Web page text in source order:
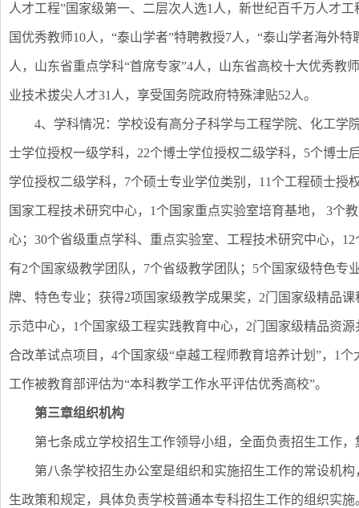
人才工程”国家级第一、二层次人选1人，新世纪百千万人才
国优秀教师10人，“泰山学者”特聘教授7人，“泰山学者海外
人，山东省重点学科“首席专家”4人，山东省高校十大优秀教
业技术拔尖人才31人，享受国务院政府特殊津贴52人。
4、学科情况：学校设有高分子科学与工程学院、化工学
士学位授权一级学科，22个博士学位授权二级学科，5个博士
学位授权二级学科，7个硕士专业学位类别，11个工程硕士授
国家工程技术研究中心，1个国家重点实验室培育基地， 3个
心；30个省级重点学科、重点实验室、工程技术研究中心，
有2个国家级教学团队，7个省级教学团队；5个国家级特色专
牌、特色专业；获得2项国家级教学成果奖，2门国家级精品
示范中心，1个国家级工程实践教育中心，2门国家级精品资
合改革试点项目，4个国家级“卓越工程师教育培养计划”，1
工作被教育部评估为“本科教学工作水平评估优秀高校”。
第三章组织机构
第七条成立学校招生工作领导小组，全面负责招生工作
第八条学校招生办公室是组织和实施招生工作的常设机
生政策和规定，具体负责学校普通本专科招生工作的组织实施